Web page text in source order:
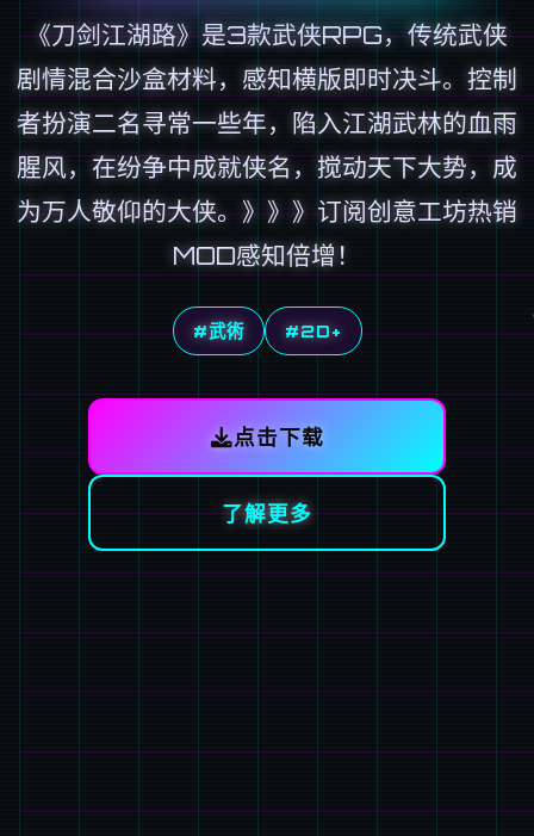
《刀剑江湖路》是3款武侠RPG，传统武侠
剧情混合沙盒材料，感知横版即时决斗。控制
者扮演二名寻常一些年，陷入江湖武林的血雨
腥风，在纷争中成就侠名，搅动天下大势，成
为万人敬仰的大侠。》》》订阅创意工坊热销
MOD感知倍增！
#武術 #2D+
点击下载
了解更多